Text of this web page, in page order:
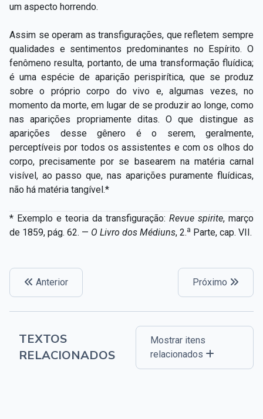
um aspecto horrendo.
Assim se operam as transfigurações, que refletem sempre
qualidades e sentimentos predominantes no Espírito. O
fenômeno resulta, portanto, de uma transformação fluídica;
é uma espécie de aparição perispirítica, que se produz
sobre o próprio corpo do vivo e, algumas vezes, no
momento da morte, em lugar de se produzir ao longe, como
nas aparições propriamente ditas. O que distingue as
aparições desse gênero é o serem, geralmente,
perceptíveis por todos os assistentes e com os olhos do
corpo, precisamente por se basearem na matéria carnal
visível, ao passo que, nas aparições puramente fluídicas,
não há matéria tangível.*
* Exemplo e teoria da transfiguração: Revue spirite, março
de 1859, pág. 62. — O Livro dos Médiuns, 2.a Parte, cap. VII.
Anterior Próximo
TEXTOS
RELACIONADOS
Mostrar itens
relacionados